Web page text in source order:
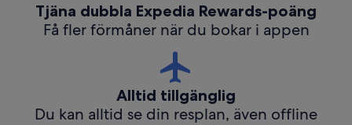
Tjäna dubbla Expedia Rewards-poäng
Få fler förmåner när du bokar i appen
Alltid tillgänglig
Du kan alltid se din resplan, även offline